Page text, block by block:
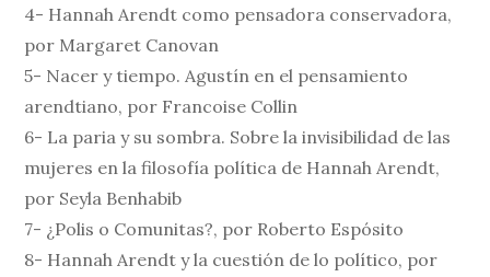
4- Hannah Arendt como pensadora conservadora,
por Margaret Canovan
5- Nacer y tiempo. Agustín en el pensamiento
arendtiano, por Francoise Collin
6- La paria y su sombra. Sobre la invisibilidad de las
mujeres en la filosofía política de Hannah Arendt,
por Seyla Benhabib
7- ¿Polis o Comunitas?, por Roberto Espósito
8- Hannah Arendt y la cuestión de lo político, por